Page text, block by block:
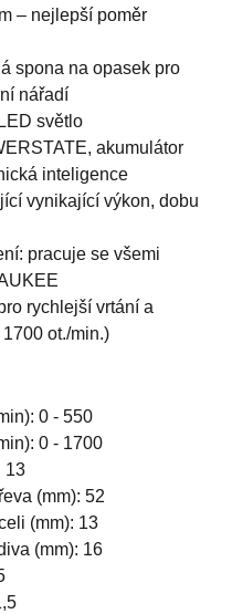
– nejlepší poměr
spona na opasek pro
nářadí
světlo
akumulátor
inteligence
vynikající výkon, dobu
pracuje se všemi
rychlejší vrtání a
ot./min.)
0 - 550
0 - 1700
13
(mm): 52
(mm): 13
(mm): 16